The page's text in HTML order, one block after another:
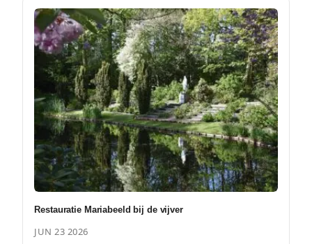
Restauratie Mariabeeld bij de vijver
JUN 23 2026